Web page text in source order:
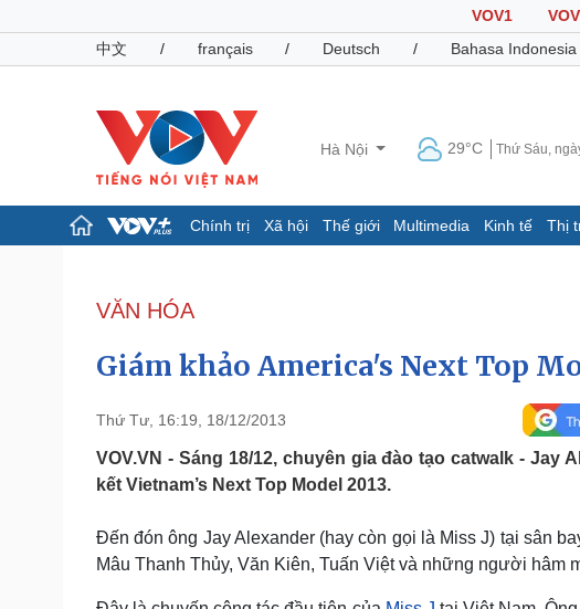
VOV1
中文
/ français / Deutsch / Bahasa Indonesia
Hà Nội 29°C Thứ Sáu,
Chính trị Xã hội Thế giới Multimedia Kinh tế Thị
Đảng
Tổ chức nhân sự
Nhận diện sự thật
Dấu ấn VOV
Pháp luật
Vụ án
Tư vấn luật
Quân sự - Quốc phòng
Vũ khí
Phân tích
Thể
Thế
Hậu
VĂN HÓA
Giám khảo America's Next Top
Thứ Tư, 16:19, 18/12/2013
VOV.VN - Sáng 18/12, chuyên gia đào tạo catwalk -
kết Vietnam’s Next Top Model 2013.
Đến đón ông Jay Alexander (hay còn gọi là Miss J) tại sân
Mâu Thanh Thủy, Văn Kiên, Tuấn Việt và những người hâm